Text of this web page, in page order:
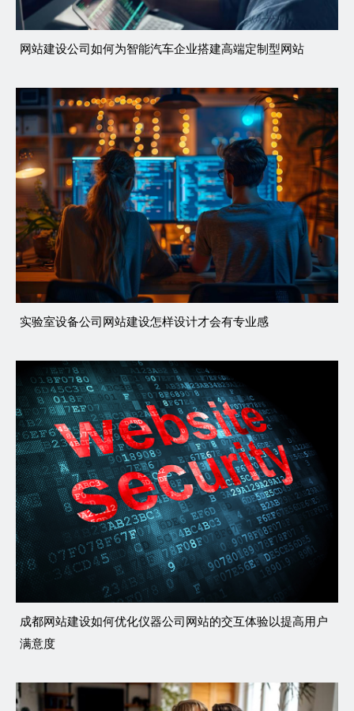
网站建设公司如何为智能汽车企业搭建高端定制型网站
实验室设备公司网站建设怎样设计才会有专业感
成都网站建设如何优化仪器公司网站的交互体验以提高用户
满意度